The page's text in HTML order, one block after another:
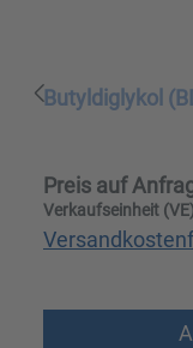
Butyldiglykol
Preis auf
Verkaufseinheit